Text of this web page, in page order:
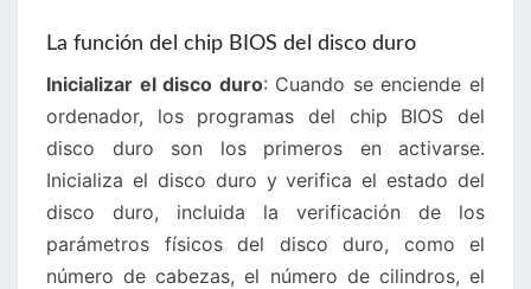
La función del chip BIOS del disco duro
Inicializar el disco duro: Cuando se enciende el
ordenador, los programas del chip BIOS del
disco duro son los primeros en activarse.
Inicializa el disco duro y verifica el estado del
disco duro, incluida la verificación de los
parámetros físicos del disco duro, como el
número de cabezas, el número de cilindros, el